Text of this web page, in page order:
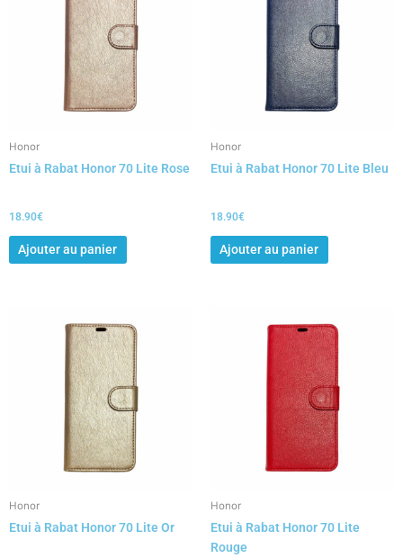
Honor
Etui à Rabat Honor 70 Lite Rose
18.90€
Ajouter au panier
Honor
Etui à Rabat Honor 70 Lite Bleu
18.90€
Ajouter au panier
Honor
Etui à Rabat Honor 70 Lite Or
Honor
Etui à Rabat Honor 70 Lite
Rouge